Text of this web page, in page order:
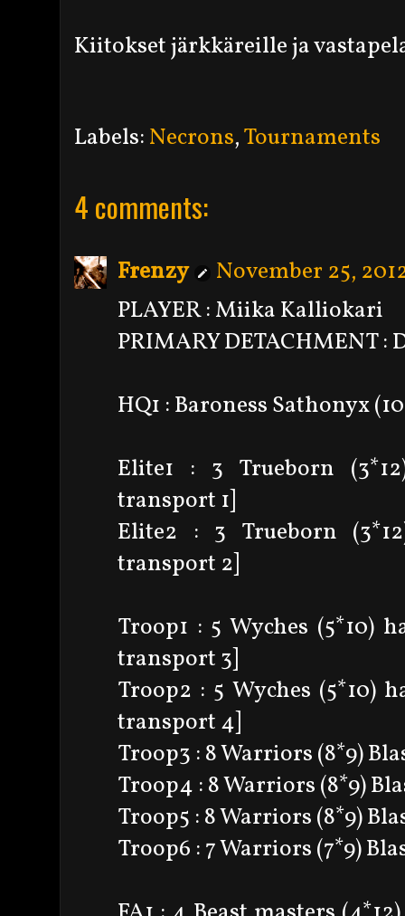
Kiitokset järkkäreille ja
Labels: Necrons,Tournaments
4 comments:
Frenzy
November 25,
PLAYER : Miika Kalliokari
PRIMARY DETACHMENT :
HQ1 : Baroness Sathonyx
Elite1 : 3 Trueborn
transport 1]
Elite2 : 3 Trueborn
transport 2]
Troop1 : 5 Wyches (5*10)
transport 3]
Troop2 : 5 Wyches (5*10)
transport 4]
Troop3 : 8 Warriors (8*9)
Troop4 : 8 Warriors (8*9)
Troop5 : 8 Warriors (8*9)
Troop6 : 7 Warriors (7*9)